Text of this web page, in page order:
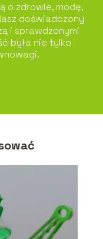
o zdrowie, modę,
doświadczony
i sprawdzonymi
była nie tylko